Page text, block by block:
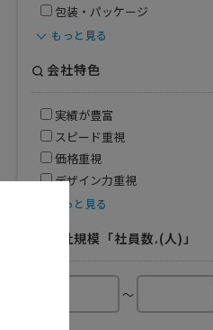
得意業界
包装・パッケージ
もっと見る
会社特色
実績が豊富
スピード重視
価格重視
デザイン力重視
もっと見る
会社規模「社員数.(人)」
～